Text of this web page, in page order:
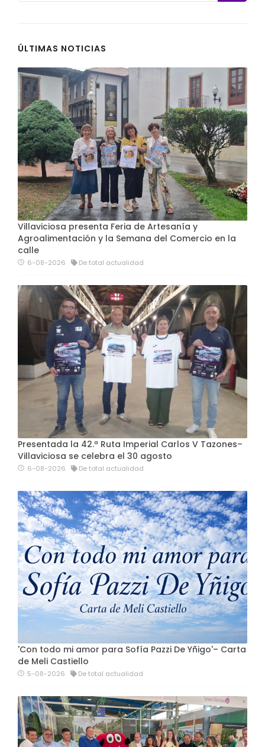
ÚLTIMAS NOTICIAS
Villaviciosa presenta Feria de Artesanía y
Agroalimentación y la Semana del Comercio en la
calle
6-08-2026 De total actualidad
Presentada la 42.ª Ruta Imperial Carlos V Tazones–
Villaviciosa se celebra el 30 agosto
6-08-2026 De total actualidad
'Con todo mi amor para Sofía Pazzi De Yñigo'– Carta
de Meli Castiello
5-08-2026 De total actualidad